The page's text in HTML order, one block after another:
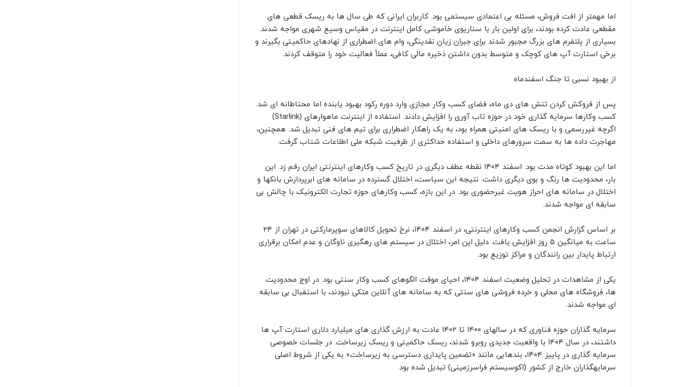
اما مهمتر از افت فروش، مسئله بی اعتمادی سیستمی بود. کاربران ایرانی که طی سال ها به ریسک قطعی های
مقطعی عادت کرده بودند، برای اولین بار با سناریوی خاموشی کامل اینترنت در مقیاس وسیع شهری مواجه شدند.
بسیاری از پلتفرم های بزرگ مجبور شدند برای جبران زیان نقدینگی، وام های اضطراری از نهادهای حاکمیتی بگیرند و
برخی استارت آپ های کوچک و متوسط بدون داشتن ذخیره مالی کافی، عملاً فعالیت خود را متوقف کردند.
از بهبود نسبی تا جنگ اسفندماه
پس از فروکش کردن تنش های دی ماه، فضای کسب وکار مجازی وارد دوره رکود بهبود یابنده اما محتاطانه ای شد.
کسب وکارها سرمایه گذاری خود در حوزه تاب آوری را افزایش دادند. استفاده از اینترنت ماهوارهای (Starlink)
اگرچه غیررسمی و با ریسک های امنیتی همراه بود، به یک راهکار اضطراری برای تیم های فنی تبدیل شد. همچنین،
مهاجرت داده ها به سمت سرورهای داخلی و استفاده حداکثری از ظرفیت شبکه ملی اطلاعات شتاب گرفت.
اما این بهبود کوتاه مدت بود. اسفند ۱۴۰۴ نقطه عطف دیگری در تاریخ کسب وکارهای اینترنتی ایران رقم زد. این
بار، محدودیت ها رنگ و بوی دیگری داشت. نتیجه این سیاست، اختلال گسترده در سامانه های ابرپردازش بانکها و
اختلال در سامانه های احراز هویت غیرحضوری بود. در این بازه، کسب وکارهای حوزه تجارت الکترونیک با چالش بی
سابقه ای مواجه شدند.
بر اساس گزارش انجمن کسب وکارهای اینترنتی، در اسفند ۱۴۰۴، نرخ تحویل کالاهای سوپرمارکتی در تهران از ۲۴
ساعت به میانگین ۵ روز افزایش یافت. دلیل این امر، اختلال در سیستم های رهگیری ناوگان و عدم امکان برقراری
ارتباط پایدار بین رانندگان و مراکز توزیع بود.
یکی از مشاهدات در تحلیل وضعیت اسفند ۱۴۰۴، احیای موقت الگوهای کسب وکار سنتی بود. در اوج محدودیت
ها، فروشگاه های محلی و خرده فروشی های سنتی که به سامانه های آنلاین متکی نبودند، با استقبال بی سابقه
ای مواجه شدند.
سرمایه گذاران حوزه فناوری که در سالهای ۱۴۰۰ تا ۱۴۰۲ عادت به ارزش گذاری های میلیارد دلاری استارت آپ ها
داشتند، در سال ۱۴۰۴ با واقعیت جدیدی روبرو شدند، ریسک حاکمیتی و ریسک زیرساخت. در جلسات خصوصی
سرمایه گذاری در پاییز ۱۴۰۴، بندهایی مانند «تضمین پایداری دسترسی به زیرساخت» به یکی از شروط اصلی
سرمایهگذاران خارج از کشور (اکوسیستم فراسرزمینی) تبدیل شده بود.